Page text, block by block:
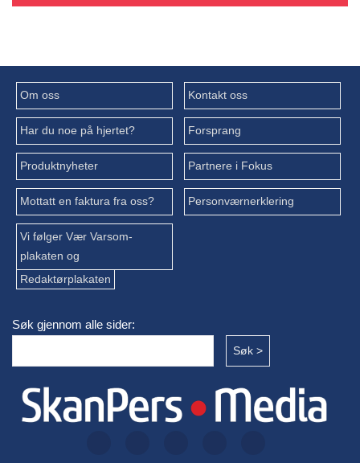
Om oss Kontakt oss
Har du noe på hjertet? Forsprang
Produktnyheter Partnere i Fokus
Mottatt en faktura fra oss? Personværnerklering
Vi følger Vær Varsom-
plakaten og
Redaktørplakaten
Søk gjennom alle sider: